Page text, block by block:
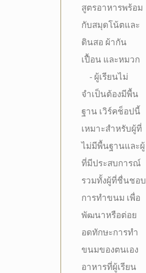
สูตรอาหารพร้อม
กับสมุดโน้ตและ
ดินสอ ผ้ากัน
เปื้อน และหมวก
- ผู้เรียนไม่
จำเป็นต้องมีพื้น
ฐาน เวิร์คช็อปนี้
เหมาะสำหรับผู้ที่
ไม่มีพื้นฐานและผู้
ที่มีประสบการณ์
รวมทั้งผู้ที่ชื่นชอบ
การทำขนม เพื่อ
พัฒนาหรือต่อย
อดทักษะการทำ
ขนมของตนเอง
อาหารที่ผู้เรียน